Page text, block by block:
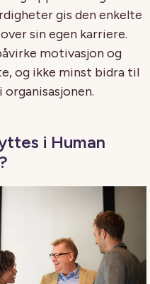
gis den enkelte
sin egen karriere.
motivasjon og
og ikke minst bidra til
i Human